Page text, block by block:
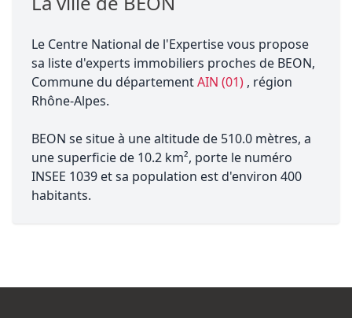
Le Centre National de l'Expertise vous propose
sa liste d'experts immobiliers proches de BEON,
Commune du départementAIN (01) , région
Rhône-Alpes.
BEON se situe à une altitude de 510.0 mètres, a
une superficie de 10.2 km², porte le numéro
INSEE 1039 et sa population est d'environ 400
habitants.